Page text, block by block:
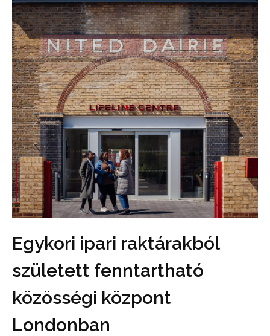
Egykori ipari raktárakból
született fenntartható
közösségi központ
Londonban